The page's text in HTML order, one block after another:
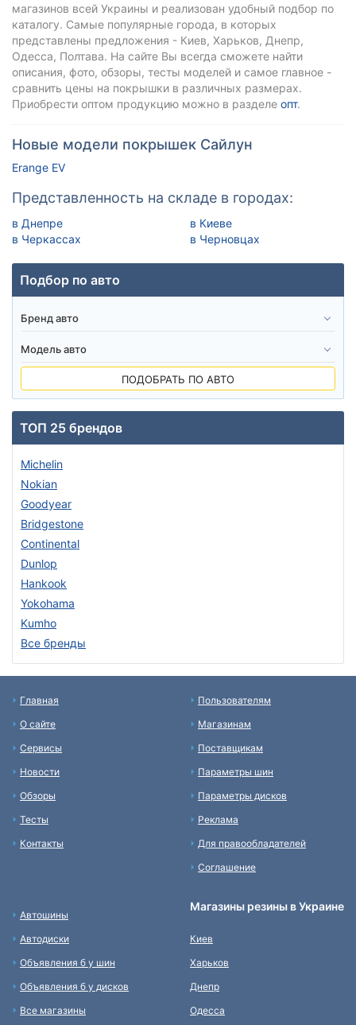
магазинов всей Украины и реализован удобный подбор по
каталогу. Самые популярные города, в которых
представлены предложения - Киев, Харьков, Днепр,
Одесса, Полтава. На сайте Вы всегда сможете найти
описания, фото, обзоры, тесты моделей и самое главное -
сравнить цены на покрышки в различных размерах.
Приобрести оптом продукцию можно в разделе опт.
Новые модели покрышек Сайлун
Erange EV
Представленность на складе в городах:
в Днепре
в Киеве
в Черкассах
в Черновцах
Подбор по авто
ПОДОБРАТЬ ПО АВТО
ТОП 25 брендов
Michelin
Nokian
Goodyear
Bridgestone
Continental
Dunlop
Hankook
Yokohama
Kumho
Все бренды
Главная
О сайте
Сервисы
Новости
Обзоры
Тесты
Контакты
Пользователям
Магазинам
Поставщикам
Параметры шин
Параметры дисков
Реклама
Для правообладателей
Соглашение
Автошины
Автодиски
Объявления б у шин
Объявления б у дисков
Все магазины
Магазины резины в Украине
Киев
Харьков
Днепр
Одесса